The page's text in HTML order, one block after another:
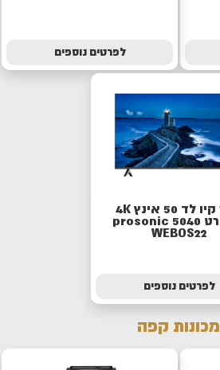
לפרטים נוספים
מסך קיו לד 50 אינץ 4K
סמארט 5040 prosonic
WEBOS22
לפרטים נוספים
מכונות קפה